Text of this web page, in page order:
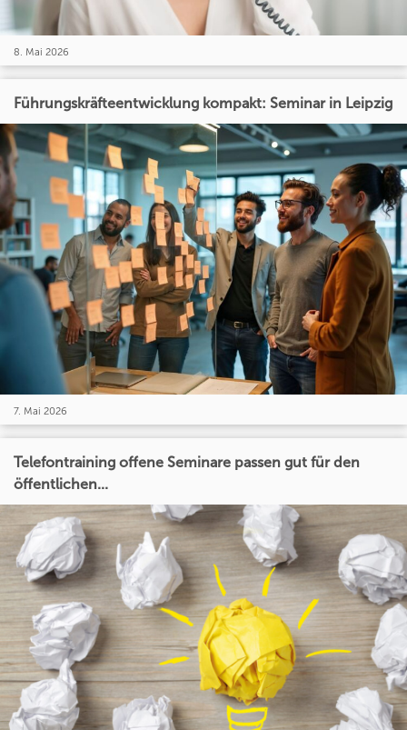
8. Mai 2026
Führungskräfteentwicklung kompakt: Seminar in Leipzig
7. Mai 2026
Telefontraining offene Seminare passen gut für den
öffentlichen...